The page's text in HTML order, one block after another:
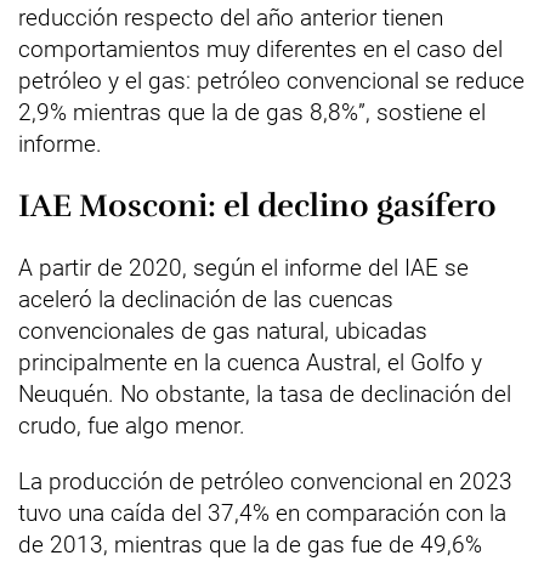
reducción respecto del año anterior tienen
comportamientos muy diferentes en el caso del
petróleo y el gas: petróleo convencional se reduce
2,9% mientras que la de gas 8,8%”, sostiene el
informe.
IAE Mosconi: el declino gasífero
A partir de 2020, según el informe del IAE se
aceleró la declinación de las cuencas
convencionales de gas natural, ubicadas
principalmente en la cuenca Austral, el Golfo y
Neuquén. No obstante, la tasa de declinación del
crudo, fue algo menor.
La producción de petróleo convencional en 2023
tuvo una caída del 37,4% en comparación con la
de 2013, mientras que la de gas fue de 49,6%